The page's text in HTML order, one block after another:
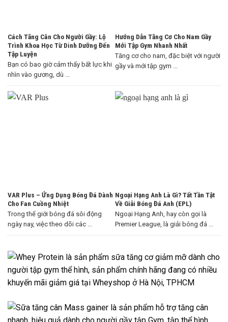
Cách Tăng Cân Cho Người Gầy: Lộ
Trình Khoa Học Từ Dinh Dưỡng Đến
Tập Luyện
Bạn có bao giờ cảm thấy bất lực khi
nhìn vào gương, dù ...
Hướng Dẫn Tăng Cơ Cho Nam Gầy
Mới Tập Gym Nhanh Nhất
Tăng cơ cho nam, đặc biệt với người
gầy và mới tập gym ...
VAR Plus – Ứng Dụng Bóng Đá Dành
Cho Fan Cuồng Nhiệt
Trong thế giới bóng đá sôi động
ngày nay, việc theo dõi các ...
Ngoại Hạng Anh Là Gì? Tất Tần Tật
Về Giải Bóng Đá Anh (EPL)
Ngoại Hạng Anh, hay còn gọi là
Premier League, là giải bóng đá ...